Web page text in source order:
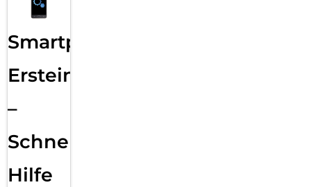
Smartphone
Ersteinrichtung
–
Schnelle
Hilfe